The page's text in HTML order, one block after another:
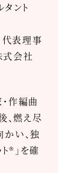
ント
代表理事
式会社
作編曲
、燃え尽
い、独
®」を確